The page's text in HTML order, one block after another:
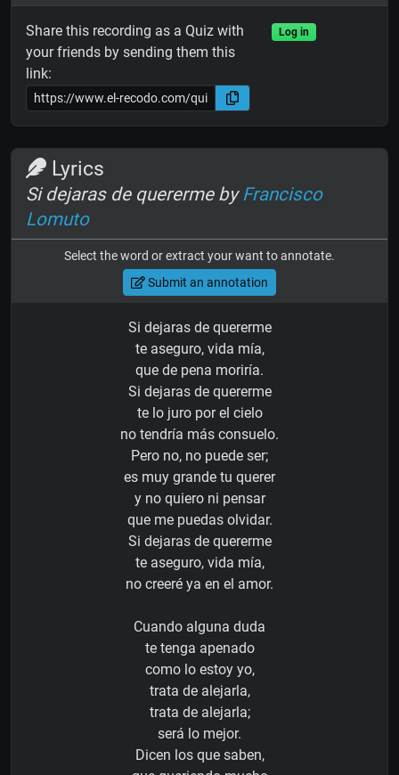
Share this recording as a Quiz with
your friends by sending them this
link:
Log in
Lyrics
Si dejaras de quererme byFrancisco
Lomuto
Select the word or extract your want to annotate.
Submit an annotation
Si dejaras de quererme
te aseguro, vida mía,
que de pena moriría.
Si dejaras de quererme
te lo juro por el cielo
no tendría más consuelo.
Pero no, no puede ser;
es muy grande tu querer
y no quiero ni pensar
que me puedas olvidar.
Si dejaras de quererme
te aseguro, vida mía,
no creeré ya en el amor.
Cuando alguna duda
te tenga apenado
como lo estoy yo,
trata de alejarla,
trata de alejarla;
será lo mejor.
Dicen los que saben,